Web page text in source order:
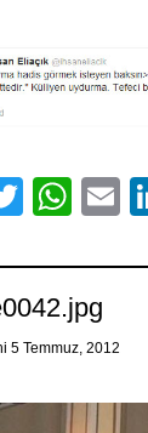
Twitter
5 Temmuz, 2012